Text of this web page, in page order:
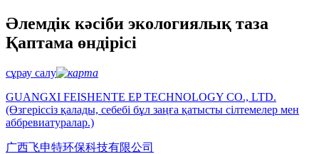
Әлемдік кәсіби экологиялық таза
Қаптама өндірісі
сұрау салу
GUANGXI FEISHENTE EP TECHNOLOGY CO., LTD.
(Өзгеріссіз қалады, себебі бұл заңға қатысты сілтемелер мен
аббревиатуралар.)
广西飞申特环保科技有限公司